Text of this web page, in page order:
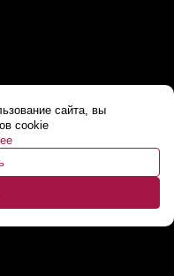
сайта, вы
cookie
к себе
поговорить!»...